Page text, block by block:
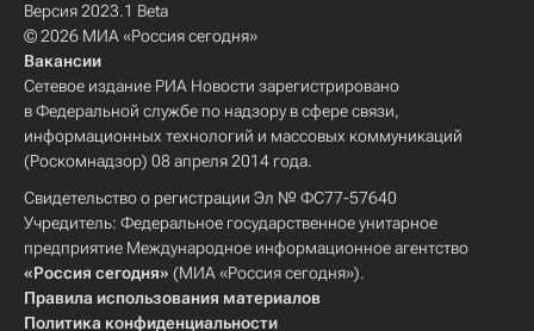
Версия 2023.1 Beta
© 2026 МИА «Россия сегодня»
Вакансии
Сетевое издание РИА Новости зарегистрировано
в Федеральной службе по надзору в сфере связи,
информационных технологий и массовых коммуникаций
(Роскомнадзор) 08 апреля 2014 года.
Свидетельство о регистрации Эл № ФС77-57640
Учредитель: Федеральное государственное унитарное
предприятие Международное информационное агентство
«Россия сегодня» (МИА «Россия сегодня»).
Правила использования материалов
Политика конфиденциальности